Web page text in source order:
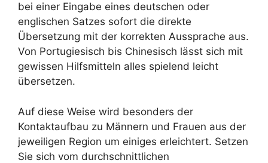
bei einer Eingabe eines deutschen oder
englischen Satzes sofort die direkte
Übersetzung mit der korrekten Aussprache aus.
Von Portugiesisch bis Chinesisch lässt sich mit
gewissen Hilfsmitteln alles spielend leicht
übersetzen.
Auf diese Weise wird besonders der
Kontaktaufbau zu Männern und Frauen aus der
jeweiligen Region um einiges erleichtert. Setzen
Sie sich vom durchschnittlichen